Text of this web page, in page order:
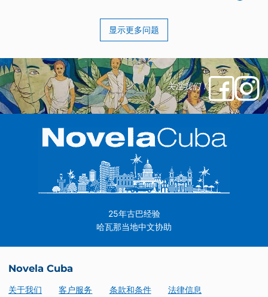
显示更多问题
关注我们！
25年古巴经验
哈瓦那当地中文协助
Novela Cuba
关于我们 客户服务 条款和条件 法律信息